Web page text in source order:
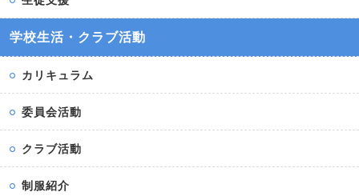
学校生活・クラブ活動
カリキュラム
委員会活動
クラブ活動
制服紹介